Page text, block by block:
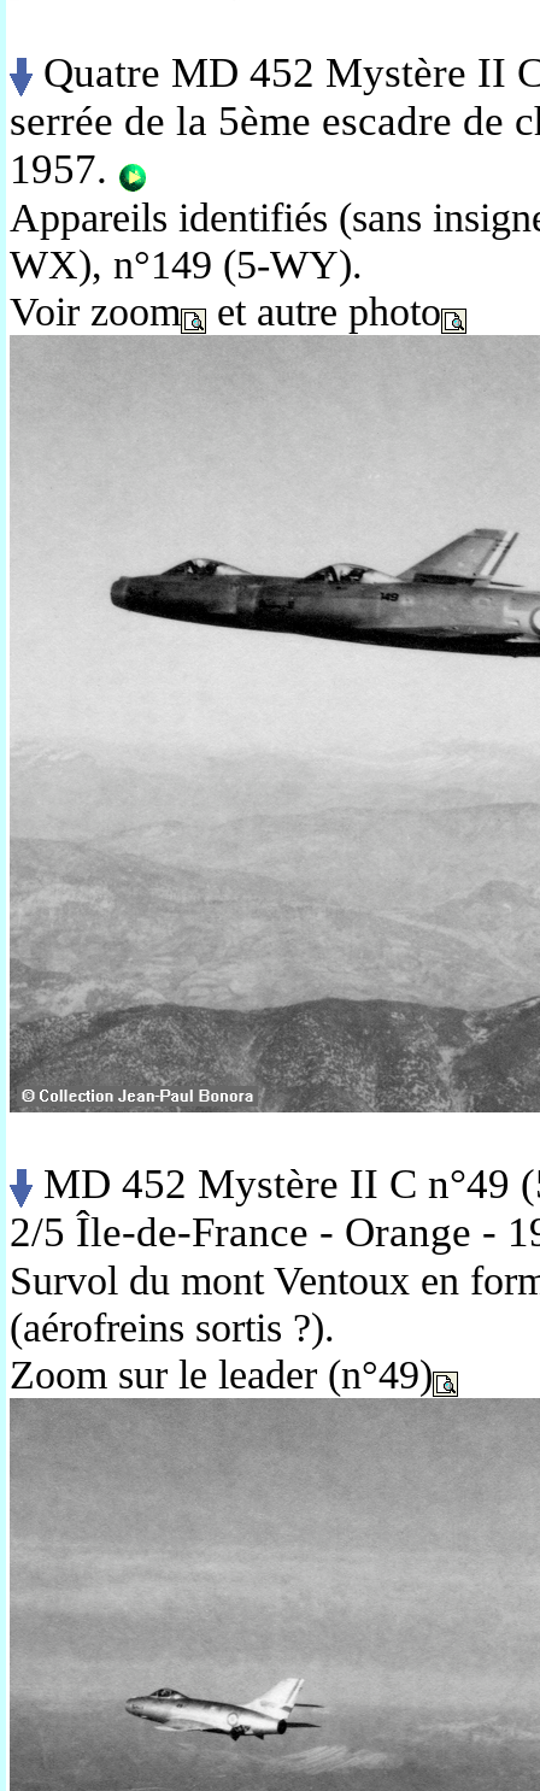
Quatre MD 452 Mystère II
serrée de la 5ème escadre de
1957.
Appareils identifiés (sans
WX), n°149 (5-WY).
Voir zoom
et autre photo
MD 452 Mystère II C n°49
2/5 Île-de-France - Orange -
Survol du mont Ventoux en
(aérofreins sortis ?).
Zoom sur le leader (n°49)